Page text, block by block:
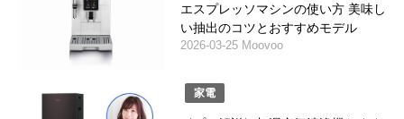
エスプレッソマシンの使い方 美味し
い抽出のコツとおすすめモデル
2026-03-25 Moovoo
家電